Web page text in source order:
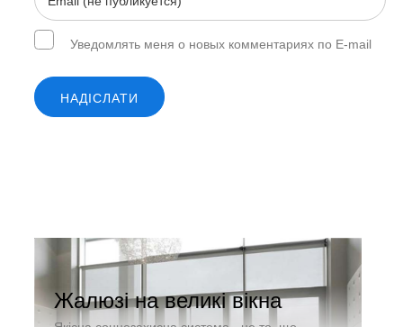
Уведомлять меня о новых комментариях по E-mail
НАДІСЛАТИ
Жалюзі на великі вікна